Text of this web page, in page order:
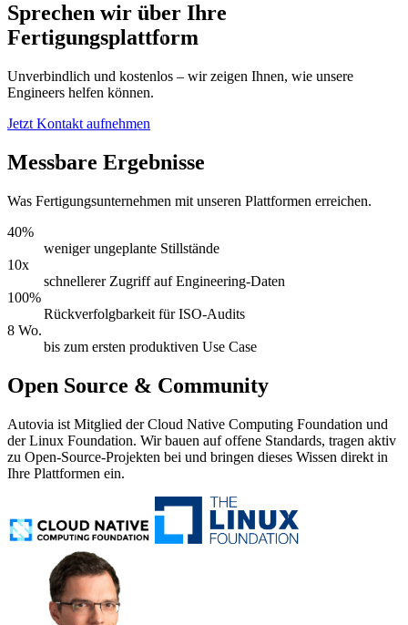
Sprechen wir über Ihre
Fertigungsplattform
Unverbindlich und kostenlos – wir zeigen Ihnen, wie unsere
Engineers helfen können.
Jetzt Kontakt aufnehmen
Messbare Ergebnisse
Was Fertigungsunternehmen mit unseren Plattformen erreichen.
40%
weniger ungeplante Stillstände
10x
schnellerer Zugriff auf Engineering-Daten
100%
Rückverfolgbarkeit für ISO-Audits
8 Wo.
bis zum ersten produktiven Use Case
Open Source & Community
Autovia ist Mitglied der Cloud Native Computing Foundation und
der Linux Foundation. Wir bauen auf offene Standards, tragen aktiv
zu Open-Source-Projekten bei und bringen dieses Wissen direkt in
Ihre Plattformen ein.